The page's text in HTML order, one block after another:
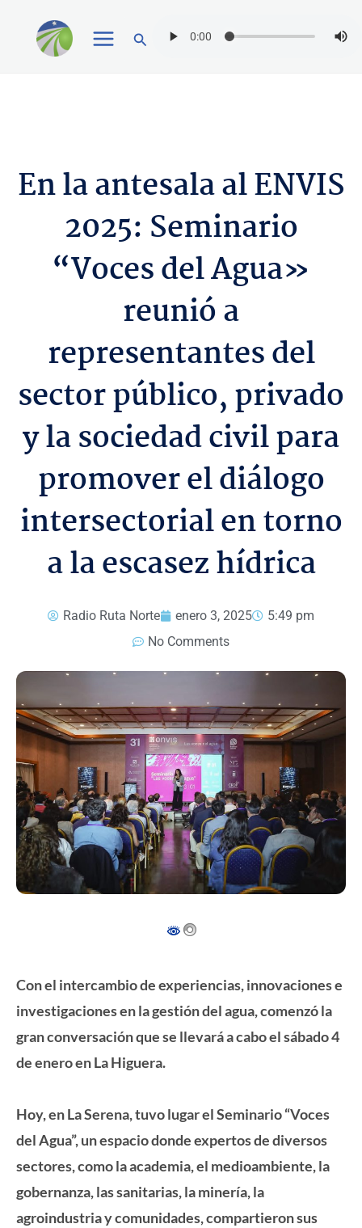
Buscar
En la antesala al ENVIS
2025: Seminario
“Voces del Agua»
reunió a
representantes del
sector público, privado
y la sociedad civil para
promover el diálogo
intersectorial en torno
a la escasez hídrica
Radio Ruta Norte enero 3, 2025
5:49 pm
No Comments
Con el intercambio de experiencias, innovaciones e
investigaciones en la gestión del agua, comenzó la
gran conversación que se llevará a cabo el sábado 4
de enero en La Higuera.
Hoy, en La Serena, tuvo lugar el Seminario “Voces
del Agua”, un espacio donde expertos de diversos
sectores, como la academia, el medioambiente, la
gobernanza, las sanitarias, la minería, la
agroindustria y comunidades, compartieron sus